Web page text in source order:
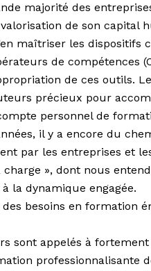
majorité des
de son capital
maîtriser les dispositifs
de compétences
de ces outils.
précieux pour
personnel de
il y a encore du
par les entreprises et
», dont nous
la dynamique engagée.
besoins en formation
sont appelés à
professionnalisante